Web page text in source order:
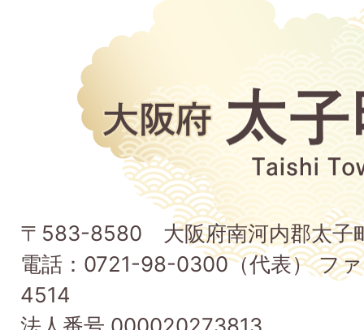
町
Taishi
Town
〒583-8580 大阪府南河内郡太子
電話：0721-98-0300（代表） フ
4514